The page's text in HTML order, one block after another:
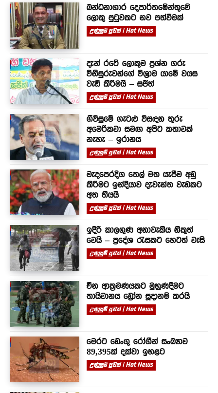
බන්ධනාගාර දෙපාර්තමේන්තුවේ
ලොකු පුටුවකට නව පත්වීමක්
උණුසුම් පුවත් | Hot News
දැන් රටේ ලොකුම ප්‍රශ්න ගරු
විනිසුරුවන්ගේ විශ්‍රාම යාමේ වයස
වැඩි කිරීමයි – සජිත්
උණුසුම් පුවත් | Hot News
ගිවිසුමේ ගැටළු විසඳන තුරු
අමෙරිකවා සමඟ අපිට කතාවක්
නැහැ – ඉරානය
උණුසුම් පුවත් | Hot News
මැදපෙරදිග තෙල් මත යැපීම අඩු
කිරීමට ඉන්දියාව දැවැන්ත වැඩකට
අත තියයි
උණුසුම් පුවත් | Hot News
ඉදිරි කාලගුණ අනාවැකිය නිකුත්
වෙයි – ප්‍රදේශ රැසකට හෙටත් වැසි
උණුසුම් පුවත් | Hot News
චීන ආක්‍රමණයකට මුහුණදීමට
තායිවානය ඩ්‍රෝන සූදානම් කරයි
උණුසුම් පුවත් | Hot News
මෙරට ඩෙංගු රෝගීන් සංඛ්‍යාව
89,395ක් දක්වා ඉහළට
උණුසුම් පුවත් | Hot News